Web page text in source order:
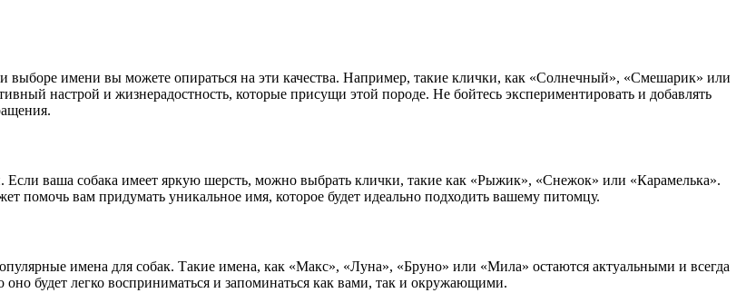
имени вы можете опираться на эти качества. Например, такие клички, как «Солнечный», «Смешарик» или
настрой и жизнерадостность, которые присущи этой породе. Не бойтесь экспериментировать и добавлять
ваша собака имеет яркую шерсть, можно выбрать клички, такие как «Рыжик», «Снежок» или «Карамелька».
помочь вам придумать уникальное имя, которое будет идеально подходить вашему питомцу.
имена для собак. Такие имена, как «Макс», «Луна», «Бруно» или «Мила» остаются актуальными и всегда
будет легко восприниматься и запоминаться как вами, так и окружающими.